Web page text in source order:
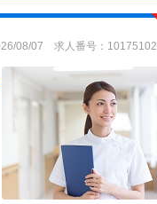
08/07 求人番号：10175102